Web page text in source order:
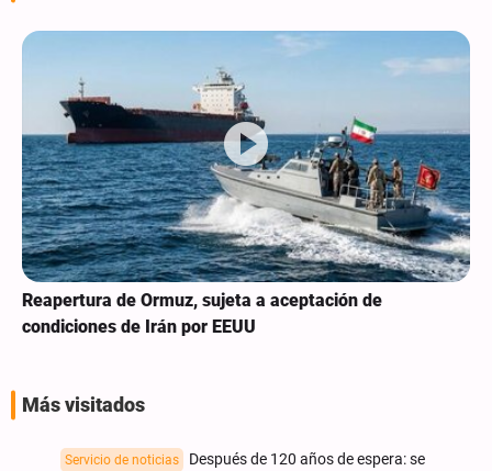
Reapertura de Ormuz, sujeta a aceptación de
condiciones de Irán por EEUU
Más visitados
Servicio de noticias
Después de 120 años de espera: se